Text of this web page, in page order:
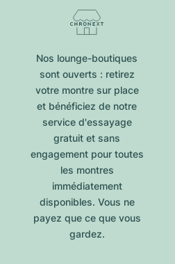
Nos lounge-boutiques
sont ouverts : retirez
votre montre sur place
et bénéficiez de notre
service d'essayage
gratuit et sans
engagement pour toutes
les montres
immédiatement
disponibles. Vous ne
payez que ce que vous
gardez.